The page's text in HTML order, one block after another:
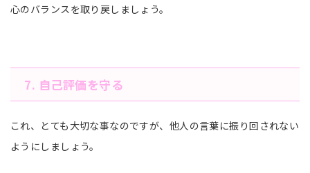
心のバランスを取り戻しましょう。
7. 自己評価を守る
これ、とても大切な事なのですが、他人の言葉に振り回されない
ようにしましょう。